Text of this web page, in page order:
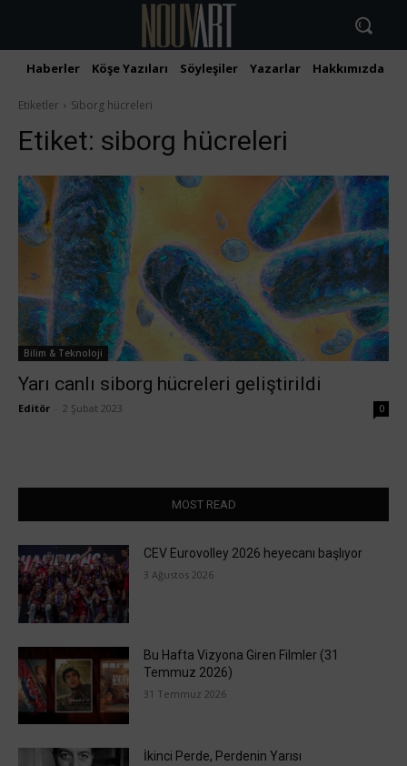
Haberler Köşe Yazıları Söyleşiler Yazarlar Hakkımızda
Etiketler Siborg hücreleri
Etiket: siborg hücreleri
Bilim & Teknoloji
Yarı canlı siborg hücreleri geliştirildi
Editör 2 Şubat 2023 0
MOST READ
CEV Eurovolley 2026 heyecanı başlıyor
3 Ağustos 2026
Bu Hafta Vizyona Giren Filmler (31
Temmuz 2026)
31 Temmuz 2026
İkinci Perde, Perdenin Yarısı